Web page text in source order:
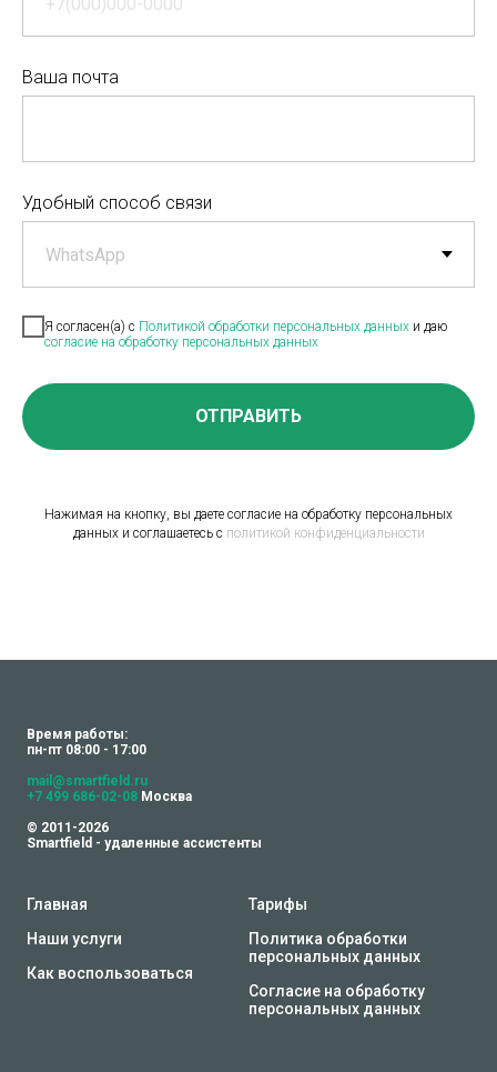
Ваша почта
Удобный способ связи
Я согласен(а) с Политикой обработки персональных данных и даю
согласие на обработку персональных данных
ОТПРАВИТЬ
Нажимая на кнопку, вы даете согласие на обработку персональных
данных и соглашаетесь c политикой конфиденциальности
Время работы:
пн-пт 08:00 - 17:00
mail@smartfield.ru
+7 499 686-02-08 Москва
© 2011-2026
Smartfield - удаленные ассистенты
Главная
Наши услуги
Как воспользоваться
Тарифы
Политика обработки
персональных данных
Согласие на обработку
персональных данных